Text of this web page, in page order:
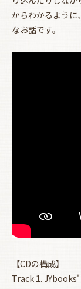
からわかるように
なお話です。
【CDの構成】
Track 1.